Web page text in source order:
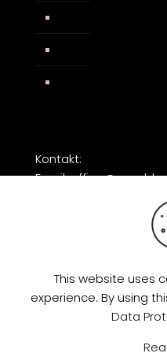
Kontakt:
Email:
© 2026 by
Reserved |
This website uses
experience. By using
Data